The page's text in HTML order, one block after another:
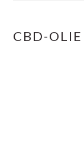
CBD-OLIE